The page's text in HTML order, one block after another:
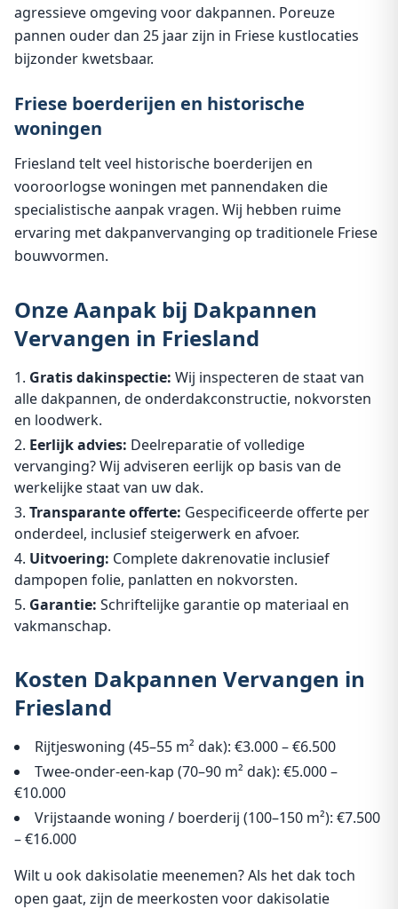
agressieve omgeving voor dakpannen. Poreuze
pannen ouder dan 25 jaar zijn in Friese kustlocaties
bijzonder kwetsbaar.
Friese boerderijen en historische
woningen
Friesland telt veel historische boerderijen en
vooroorlogse woningen met pannendaken die
specialistische aanpak vragen. Wij hebben ruime
ervaring met dakpanvervanging op traditionele Friese
bouwvormen.
Onze Aanpak bij Dakpannen
Vervangen in Friesland
Gratis dakinspectie: Wij inspecteren de staat van
alle dakpannen, de onderdakconstructie, nokvorsten
en loodwerk.
Eerlijk advies: Deelreparatie of volledige
vervanging? Wij adviseren eerlijk op basis van de
werkelijke staat van uw dak.
Transparante offerte: Gespecificeerde offerte per
onderdeel, inclusief steigerwerk en afvoer.
Uitvoering: Complete dakrenovatie inclusief
dampopen folie, panlatten en nokvorsten.
Garantie: Schriftelijke garantie op materiaal en
vakmanschap.
Kosten Dakpannen Vervangen in
Friesland
Rijtjeswoning (45–55 m² dak): €3.000 – €6.500
Twee-onder-een-kap (70–90 m² dak): €5.000 –
€10.000
Vrijstaande woning / boerderij (100–150 m²): €7.500
– €16.000
Wilt u ook dakisolatie meenemen? Als het dak toch
open gaat, zijn de meerkosten voor dakisolatie